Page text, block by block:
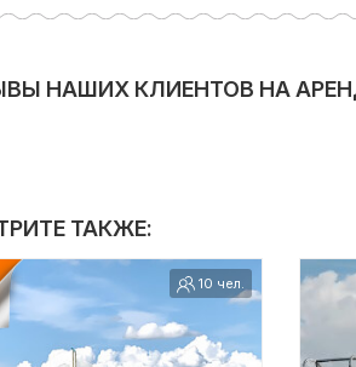
НАШИХ КЛИЕНТОВ НА
ТАКЖЕ:
10 чел.